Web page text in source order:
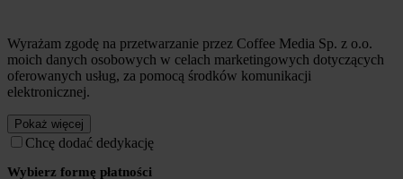
Wyrażam zgodę na przetwarzanie przez Coffee Media Sp. z o.o.
moich danych osobowych w celach marketingowych dotyczących
oferowanych usług, za pomocą środków komunikacji
elektronicznej.
Pokaż więcej
Chcę dodać dedykację
Wybierz formę płatności